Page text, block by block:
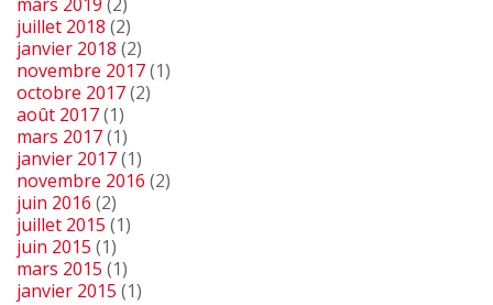
juillet 2018 (2)
janvier 2018 (2)
novembre 2017(1)
octobre 2017(2)
août 2017(1)
mars 2017(1)
janvier 2017(1)
novembre 2016 (2)
juin 2016 (2)
juillet 2015 (1)
juin 2015 (1)
mars 2015 (1)
janvier 2015 (1)